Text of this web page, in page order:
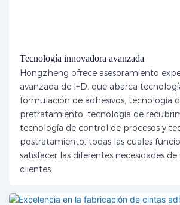
Tecnología innovadora avanzada
Hongzheng ofrece asesoramiento
avanzada de I+D, que abarca
formulación de adhesivos, tecnología
pretratamiento, tecnología de
tecnología de control de procesos y
postratamiento, todas las cuales
satisfacer las diferentes necesidades de
clientes.